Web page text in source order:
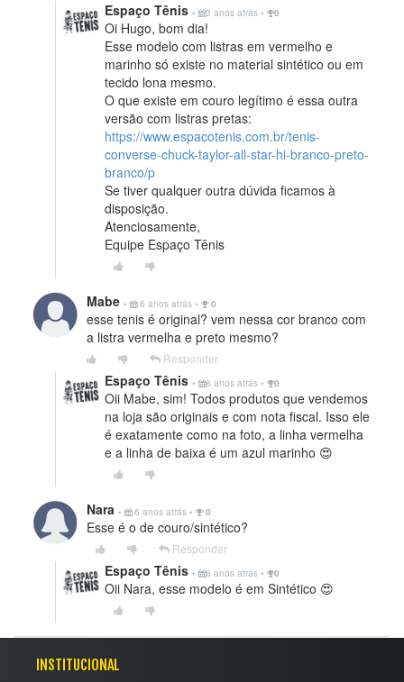
Espaço Tênis • 3 anos atrás • 0
Oi Hugo, bom dia!
Esse modelo com listras em vermelho e
marinho só existe no material sintético ou em
tecido lona mesmo.
O que existe em couro legítimo é essa outra
versão com listras pretas:
https://www.espacotenis.com.br/tenis-
converse-chuck-taylor-all-star-hi-branco-preto-
branco/p
Se tiver qualquer outra dúvida ficamos à
disposição.
Atenciosamente,
Equipe Espaço Tênis
Mabe • 6 anos atrás • 0
esse tenis é original? vem nessa cor branco com
a listra vermelha e preto mesmo?
Responder
Espaço Tênis • 6 anos atrás • 0
Oii Mabe, sim! Todos produtos que vendemos
na loja são originais e com nota fiscal. Isso ele
é exatamente como na foto, a linha vermelha
e a linha de baixa é um azul marinho 😍
Nara • 6 anos atrás • 0
Esse é o de couro/sintético?
Responder
Espaço Tênis • 6 anos atrás • 0
Oii Nara, esse modelo é em Sintético 😍
INSTITUCIONAL